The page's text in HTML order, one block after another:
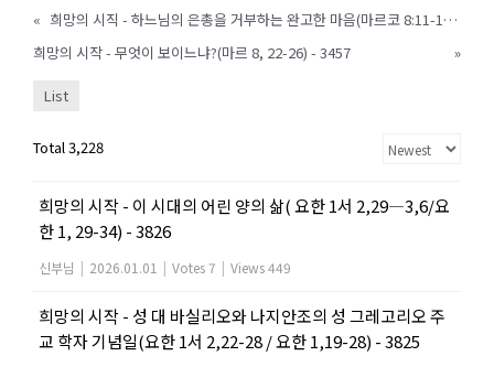
«
희망의 시직 - 하느님의 은총을 거부하는 완고한 마음(마르코 8:11-13) - 3455
희망의 시작 - 무엇이 보이느냐?(마르 8, 22-26) - 3457
»
List
Total 3,228
희망의 시작 - 이 시대의 어린 양의 삶( 요한 1서 2,29―3,6/요
한 1, 29-34) - 3826
신부님 | 2026.01.01 | Votes 7 | Views 449
희망의 시작 - 성 대 바실리오와 나지안조의 성 그레고리오 주
교 학자 기념일(요한 1서 2,22-28 / 요한 1,19-28) - 3825